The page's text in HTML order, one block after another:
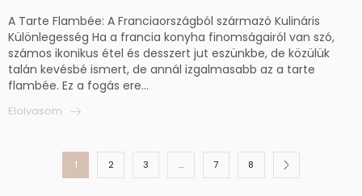
A Tarte Flambée: A Franciaországból származó Kulináris
Különlegesség Ha a francia konyha finomságairól van szó,
számos ikonikus étel és desszert jut eszünkbe, de közülük
talán kevésbé ismert, de annál izgalmasabb az a tarte
flambée. Ez a fogás ere...
Elolvasom
1 2 3 … 7 8